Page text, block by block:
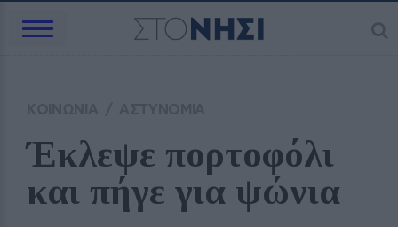
Έκλεψε πορτοφόλι
και πήγε για ψώνια